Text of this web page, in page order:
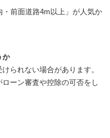
・前面道路4m以上」が人気か
か
られない場合があります。
ーン審査や控除の可否をし